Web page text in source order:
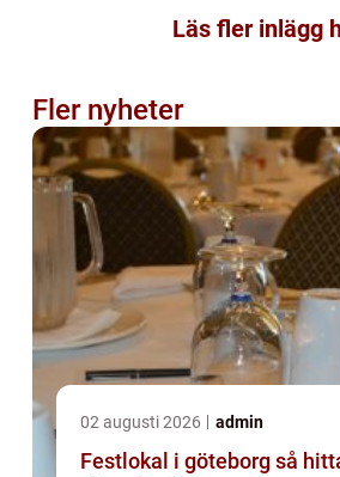
Läs fler inlägg
Fler nyheter
02 augusti 2026 admin
Festlokal i göteborg så hittar du rätt